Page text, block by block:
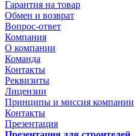
Гарантия на товар
Обмен и возврат
Вопрос-ответ
Компания
О компании
Команда
Контакты
Реквизиты
Лицензии
Принципы и миссия компании
Контакты
Презентация